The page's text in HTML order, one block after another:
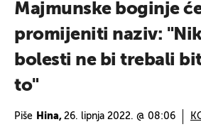
Majmunske boginje
promijeniti naziv:
bolesti ne bi trebali
to"
Piše Hina, 26. lipnja 2022. @ 08:06